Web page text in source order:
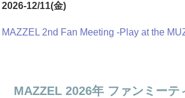
2026-12/11(金)
MAZZEL 2nd Fan Meeting -Play at the
MAZZEL 2026年 ファンミーテ